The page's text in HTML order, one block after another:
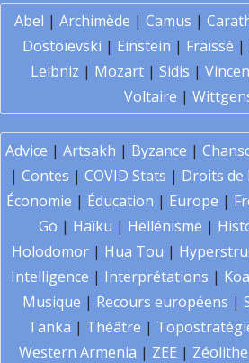
Abel | Archimède | Camus |
Dostoïevski | Einstein | Fraïssé |
Leibniz | Mozart | Sidis |
Voltaire |
Advice | Artsakh | Byzance |
| Contes | COVID Stats | Droits de
Économie | Éducation | Europe |
Go | Haïku | Hellénisme |
Holodomor | Hua Tou |
Intelligence | Interprétations |
Musique | Recours européens |
Tanka | Théâtre |
Western Armenia | ZEE | Zéolithe